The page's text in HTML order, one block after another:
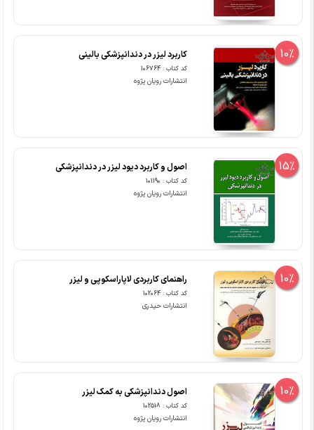
10% کاربرد لیزر در دندانپزشکی بالینی
کد کتاب : 106764
انتشارات رویان پژوه
15% اصول و کاربرد دیود لیزر در دندانپزشکی
کد کتاب : 101190
انتشارات رویان پژوه
10% راهنمای کاربردی لاپاراسکوپی و لیزر
کد کتاب : 102064
انتشارات حیدری
10% اصول دندانپزشکی به کمک لیزر
کد کتاب : 102518
انتشارات رویان پژوه